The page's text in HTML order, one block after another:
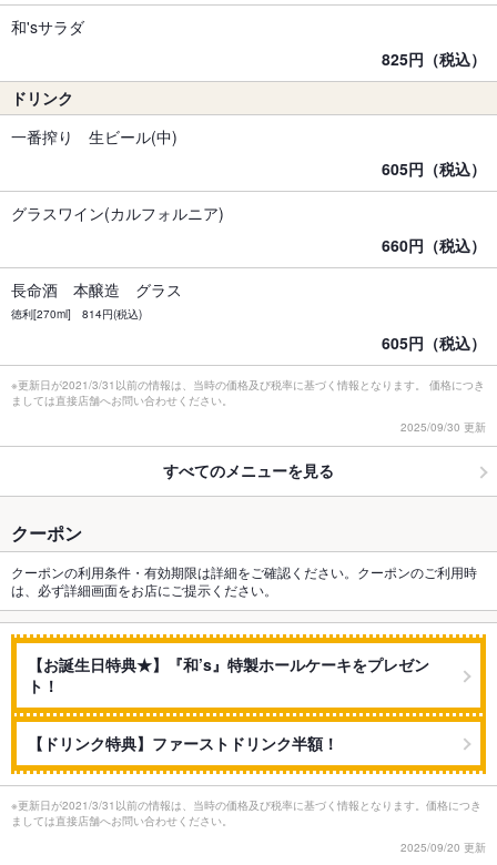
和'sサラダ
825円（税込）
ドリンク
一番搾り 生ビール(中)
605円（税込）
グラスワイン(カルフォルニア)
660円（税込）
長命酒 本醸造 グラス
徳利[270ml] 814円(税込)
605円（税込）
※更新日が2021/3/31以前の情報は、当時の価格及び税率に基づく情報となります。 価格につき
ましては直接店舗へお問い合わせください。
2025/09/30 更新
すべてのメニューを見る
クーポン
クーポンの利用条件・有効期限は詳細をご確認ください。クーポンのご利用時
は、必ず詳細画面をお店にご提示ください。
【お誕生日特典★】『和’s』特製ホールケーキをプレゼン
ト！
【ドリンク特典】ファーストドリンク半額！
※更新日が2021/3/31以前の情報は、当時の価格及び税率に基づく情報となります。価格につき
ましては直接店舗へお問い合わせください。
2025/09/20 更新